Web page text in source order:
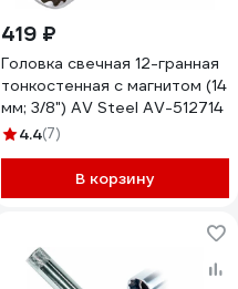
419 ₽
Головка свечная 12-гранная
тонкостенная с магнитом (14
мм; 3/8") AV Steel AV-512714
4.4(7)
В корзину